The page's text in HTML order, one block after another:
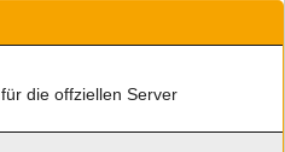
die offziellen Server